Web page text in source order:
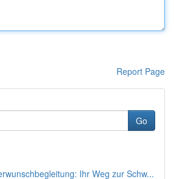
Report Page
Go
Ihr Weg zur Schw...